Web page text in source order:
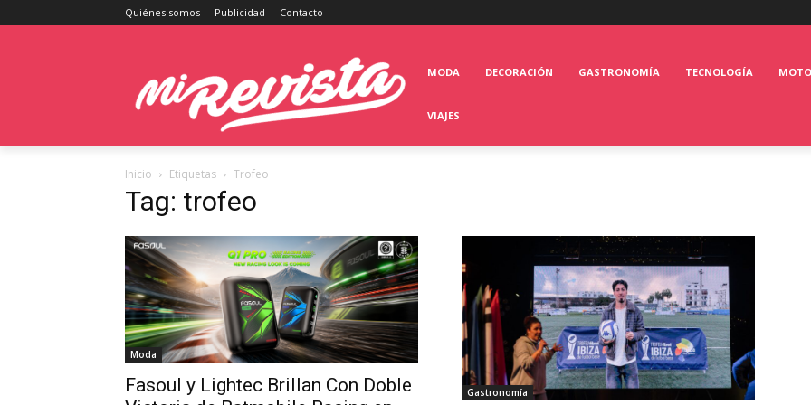
Quiénes somos Publicidad Contacto
MODA DECORACIÓN GASTRONOMÍA TECNOLOGÍA
VIAJES
Inicio Etiquetas Trofeo
Tag: trofeo
Moda
Fasoul y Lightec Brillan Con Doble
Gastronomía